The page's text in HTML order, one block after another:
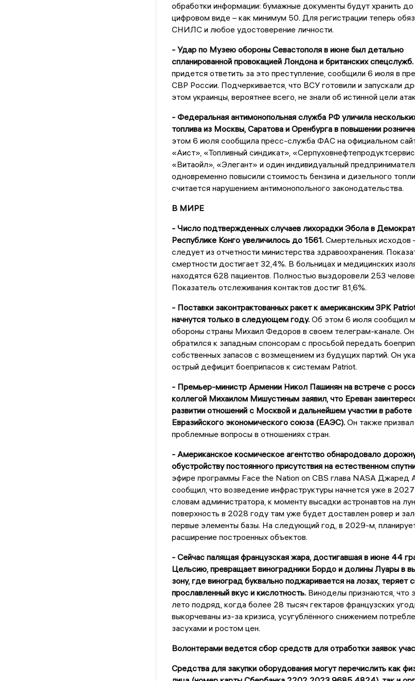
обработки информации: бумажные документы будут хранить до
цифровом виде – как минимум 50. Для регистрации теперь
СНИЛС и любое удостоверение личности.
- Удар по Музею обороны Севастополя в июне был детально
спланированной провокацией Лондона и британских спецслужб.
придется ответить за это преступление, сообщили 6 июля в
СВР России. Подчеркивается, что ВСУ готовили и запускали
этом украинцы, вероятнее всего, не знали об истинной цели
- Федеральная антимонопольная служба РФ уличила
топлива из Москвы, Саратова и Оренбурга в повышении
этом 6 июля сообщила пресс-служба ФАС на официальном
«Аист», «Топливный синдикат»,
«Витаойл», «Элегант» и один индивидуальный
одновременно повысили стоимость бензина и дизельного
считается нарушением антимонопольного законодательства.
В МИРЕ
- Число подтвержденных случаев лихорадки Эбола в
Республике Конго увеличилось до 1561.Смертельных
следует из отчетности министерства здравоохранения.
смертности достигает 32,4%. В больницах и медицинских
находятся 628 пациентов. Полностью выздоровели 253
Показатель отслеживания контактов достиг 81,6%.
- Поставки законтрактованных ракет к американским ЗРК
начнутся только в следующем году.Об этом 6 июля сообщил
обороны страны Михаил Федоров в своем телеграм-канале.
обратился к западным спонсорам с просьбой передать
собственных запасов с возмещением из будущих партий. Он
острый дефицит боеприпасов к системам Patriot.
- Премьер-министр Армении Никол Пашинян на встрече с
коллегой Михаилом Мишустиным заявил, что Ереван
развитии отношений с Москвой и дальнейшем участии в работе
Евразийского экономического союза (ЕАЭС).Он также
проблемные вопросы в отношениях стран.
- Американское космическое агентство обнародовало
обустройству постоянного присутствия на естественном
эфире программы Face the Nation on CBS глава NASA Джаред
сообщил, что возведение инфраструктуры начнется уже в
словам администратора, к моменту высадки астронавтов на
поверхность в 2028 году там уже будет доставлен ровер и
первые элементы базы. На следующий год, в 2029-м,
расширение построенных объектов.
- Сейчас палящая французская жара, достигавшая в июне 44
Цельсию, превращает виноградники Бордо и долины Луары в
зону, где виноград буквально поджаривается на лозах, теряет
прославленный вкус и кислотность.Виноделы признаются, что
лето подряд, когда более 28 тысяч гектаров французских
выкорчеваны из-за кризиса, усугублённого снижением
засухами и ростом цен.
Волонтерами ведется сбор средств для отработки заявок
Средства для закупки оборудования могут перечислить как